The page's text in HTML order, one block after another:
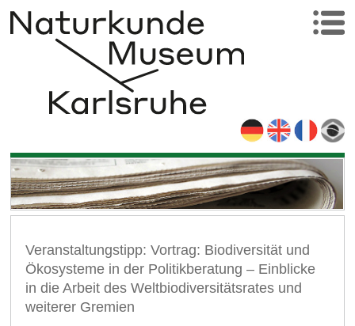
Veranstaltungstipp: Vortrag: Biodiversität und
Ökosysteme in der Politikberatung – Einblicke
in die Arbeit des Weltbiodiversitätsrates und
weiterer Gremien